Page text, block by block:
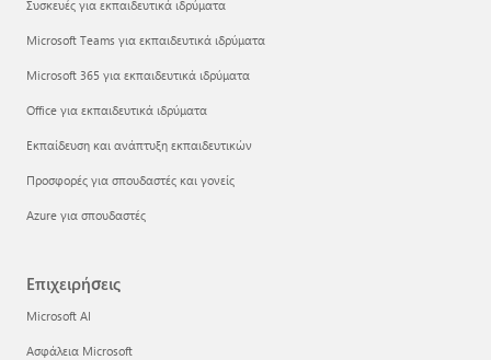
Συσκευές για εκπαιδευτικά ιδρύματα
Microsoft Teams για εκπαιδευτικά ιδρύματα
Microsoft 365 για εκπαιδευτικά ιδρύματα
Office για εκπαιδευτικά ιδρύματα
Εκπαίδευση και ανάπτυξη εκπαιδευτικών
Προσφορές για σπουδαστές και γονείς
Azure για σπουδαστές
Επιχειρήσεις
Microsoft AI
Ασφάλεια Microsoft